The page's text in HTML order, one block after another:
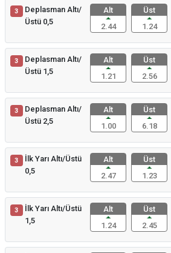
3
Deplasman Altı/
Üstü 0,5
Alt
2.44
Üst
1.24
3
Deplasman Altı/
Üstü 1,5
Alt
1.21
Üst
2.56
3
Deplasman Altı/
Üstü 2,5
Alt
1.00
Üst
6.18
3
İlk Yarı Altı/Üstü
0,5
Alt
2.47
Üst
1.23
3
İlk Yarı Altı/Üstü
1,5
Alt
1.24
Üst
2.45